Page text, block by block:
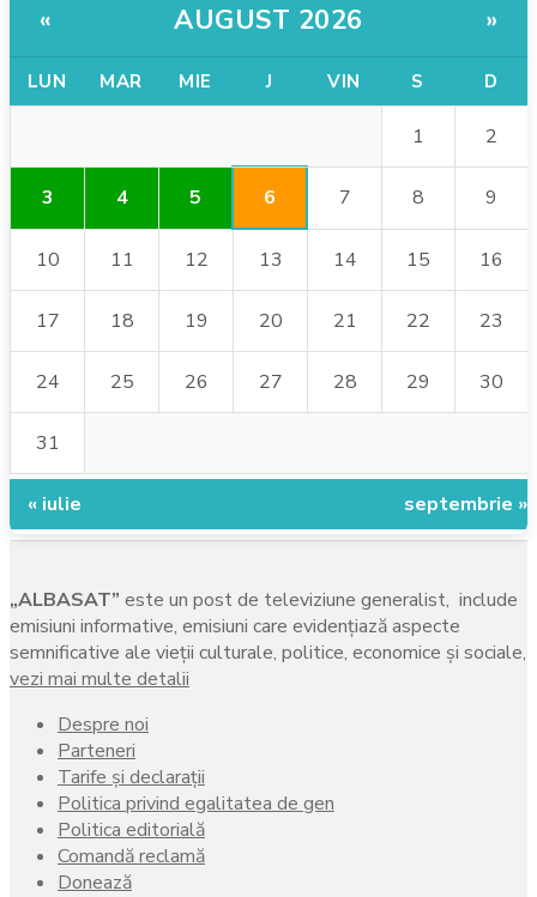
« AUGUST 2026 »
LUN MAR MIE J VIN S D
1 2
3 4 5 6 7 8 9
10 11 12 13 14 15 16
17 18 19 20 21 22 23
24 25 26 27 28 29 30
31
« iulie septembrie »
„ALBASAT” este un post de televiziune generalist, include
emisiuni informative, emisiuni care evidenţiază aspecte
semnificative ale vieţii culturale, politice, economice şi sociale,
vezi mai multe detalii
Despre noi
Parteneri
Tarife și declarații
Politica privind egalitatea de gen
Politica editorială
Comandă reclamă
Donează